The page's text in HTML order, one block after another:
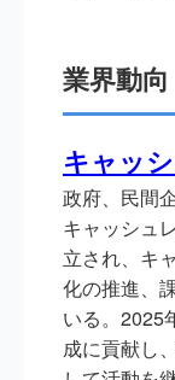
業界動向
キャッ
政府、民間
キャッシュ
立され、キ
化の推進、
いる。2025
成に貢献し